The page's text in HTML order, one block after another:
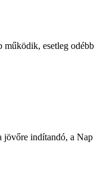
működik, esetleg
indítandó, a